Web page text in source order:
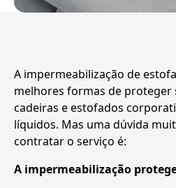
A impermeabilização de
melhores formas de proteger
cadeiras e estofados
líquidos. Mas uma dúvida
contratar o serviço é:
A impermeabilização